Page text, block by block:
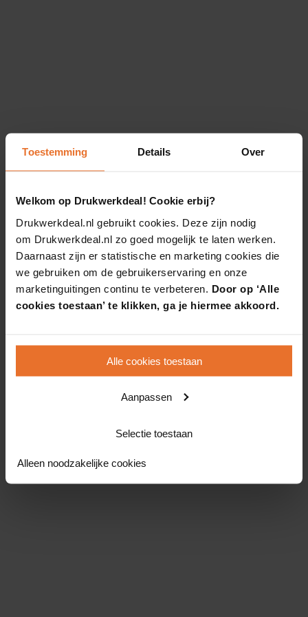
Toestemming Details Over
Welkom op Drukwerkdeal! Cookie erbij?
Drukwerkdeal.nl gebruikt cookies. Deze zijn nodig
om Drukwerkdeal.nl zo goed mogelijk te laten werken.
Daarnaast zijn er statistische en marketing cookies die
we gebruiken om de gebruikerservaring en onze
marketinguitingen continu te verbeteren. Door op ‘Alle
cookies toestaan’ te klikken, ga je hiermee akkoord.
Alle cookies toestaan
Aanpassen
Selectie toestaan
Alleen noodzakelijke cookies